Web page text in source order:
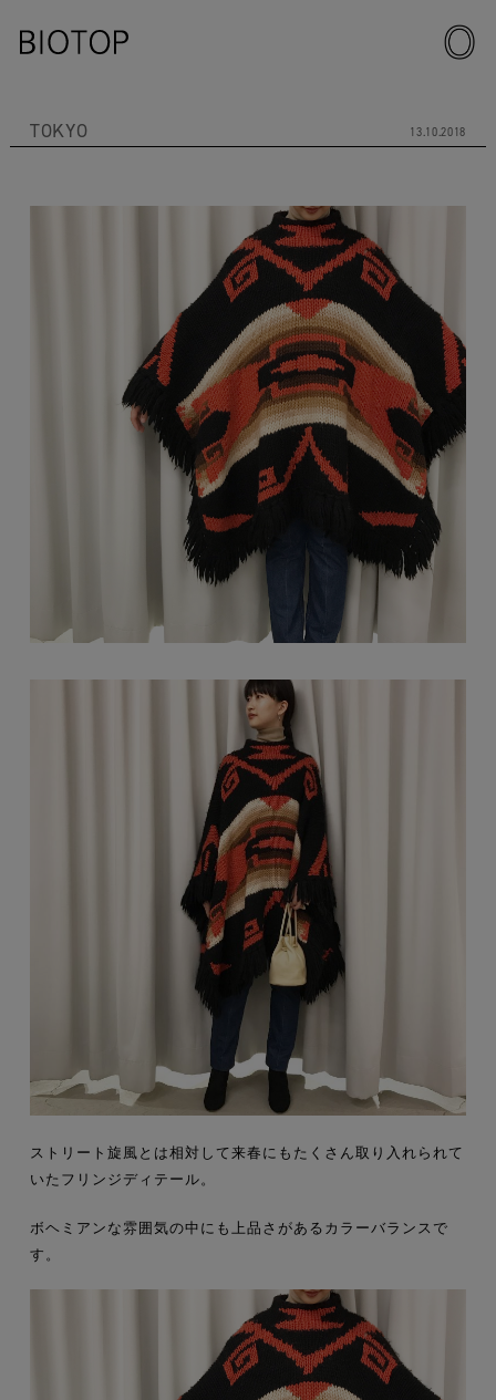
TOKYO 13.10.2018
ストリート旋風とは相対して来春にもたくさん取り入れられて
いたフリンジディテール。
ボヘミアンな雰囲気の中にも上品さがあるカラーバランスで
す。